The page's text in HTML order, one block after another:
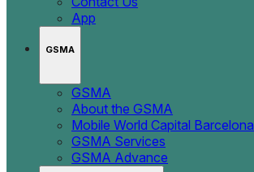
App
GSMA
GSMA
About the GSMA
Mobile World Capital Barcelona
GSMA Services
GSMA Advance